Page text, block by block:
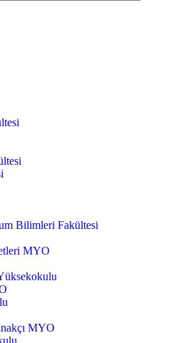
Bilimleri Fakültesi
MYO
MYO